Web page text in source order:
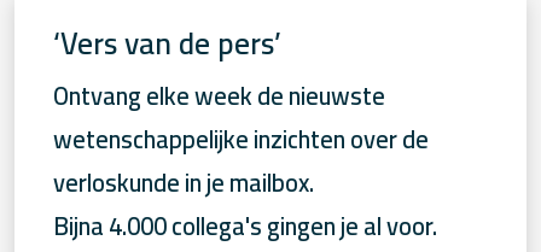
‘Vers van de pers’
Ontvang elke week de nieuwste
wetenschappelijke inzichten over de
verloskunde in je mailbox.
Bijna 4.000 collega's gingen je al voor.